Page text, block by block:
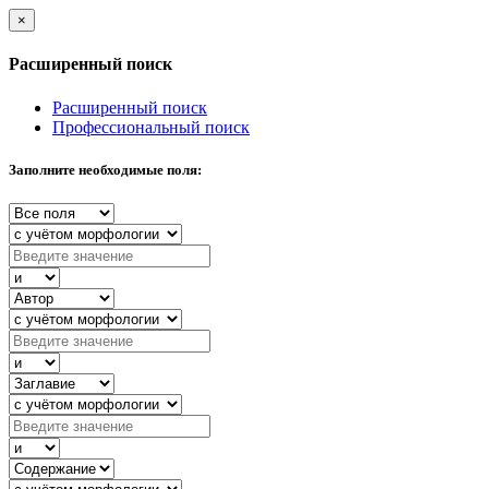
×
Расширенный поиск
Расширенный поиск
Профессиональный поиск
Заполните необходимые поля: